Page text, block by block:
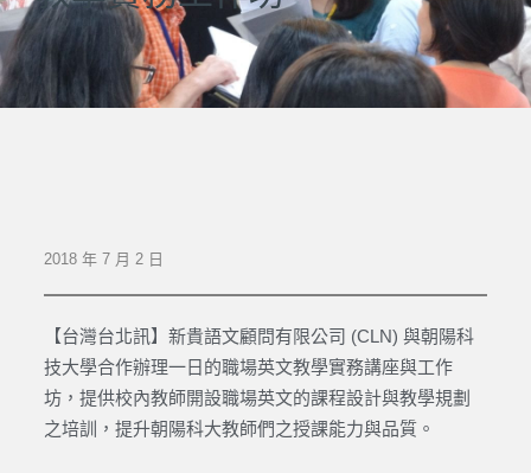
2018 年 7 月 2 日
【台灣台北訊】新貴語文顧問有限公司 (CLN) 與朝陽科
技大學合作辦理一日的職場英文教學實務講座與工作
坊，提供校內教師開設職場英文的課程設計與教學規劃
之培訓，提升朝陽科大教師們之授課能力與品質。